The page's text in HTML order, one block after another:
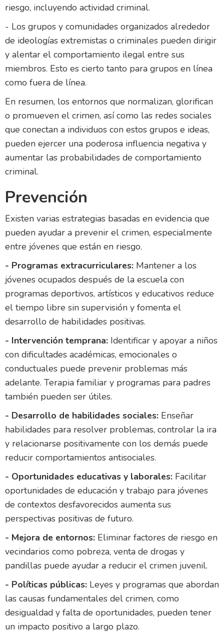
riesgo, incluyendo actividad criminal.
- Los grupos y comunidades organizados alrededor
de ideologías extremistas o criminales pueden dirigir
y alentar el comportamiento ilegal entre sus
miembros. Esto es cierto tanto para grupos en línea
como fuera de línea.
En resumen, los entornos que normalizan, glorifican
o promueven el crimen, así como las redes sociales
que conectan a individuos con estos grupos e ideas,
pueden ejercer una poderosa influencia negativa y
aumentar las probabilidades de comportamiento
criminal.
Prevención
Existen varias estrategias basadas en evidencia que
pueden ayudar a prevenir el crimen, especialmente
entre jóvenes que están en riesgo.
- Programas extracurriculares: Mantener a los
jóvenes ocupados después de la escuela con
programas deportivos, artísticos y educativos reduce
el tiempo libre sin supervisión y fomenta el
desarrollo de habilidades positivas.
- Intervención temprana: Identificar y apoyar a niños
con dificultades académicas, emocionales o
conductuales puede prevenir problemas más
adelante. Terapia familiar y programas para padres
también pueden ser útiles.
- Desarrollo de habilidades sociales: Enseñar
habilidades para resolver problemas, controlar la ira
y relacionarse positivamente con los demás puede
reducir comportamientos antisociales.
- Oportunidades educativas y laborales: Facilitar
oportunidades de educación y trabajo para jóvenes
de contextos desfavorecidos aumenta sus
perspectivas positivas de futuro.
- Mejora de entornos: Eliminar factores de riesgo en
vecindarios como pobreza, venta de drogas y
pandillas puede ayudar a reducir el crimen juvenil.
- Políticas públicas: Leyes y programas que abordan
las causas fundamentales del crimen, como
desigualdad y falta de oportunidades, pueden tener
un impacto positivo a largo plazo.